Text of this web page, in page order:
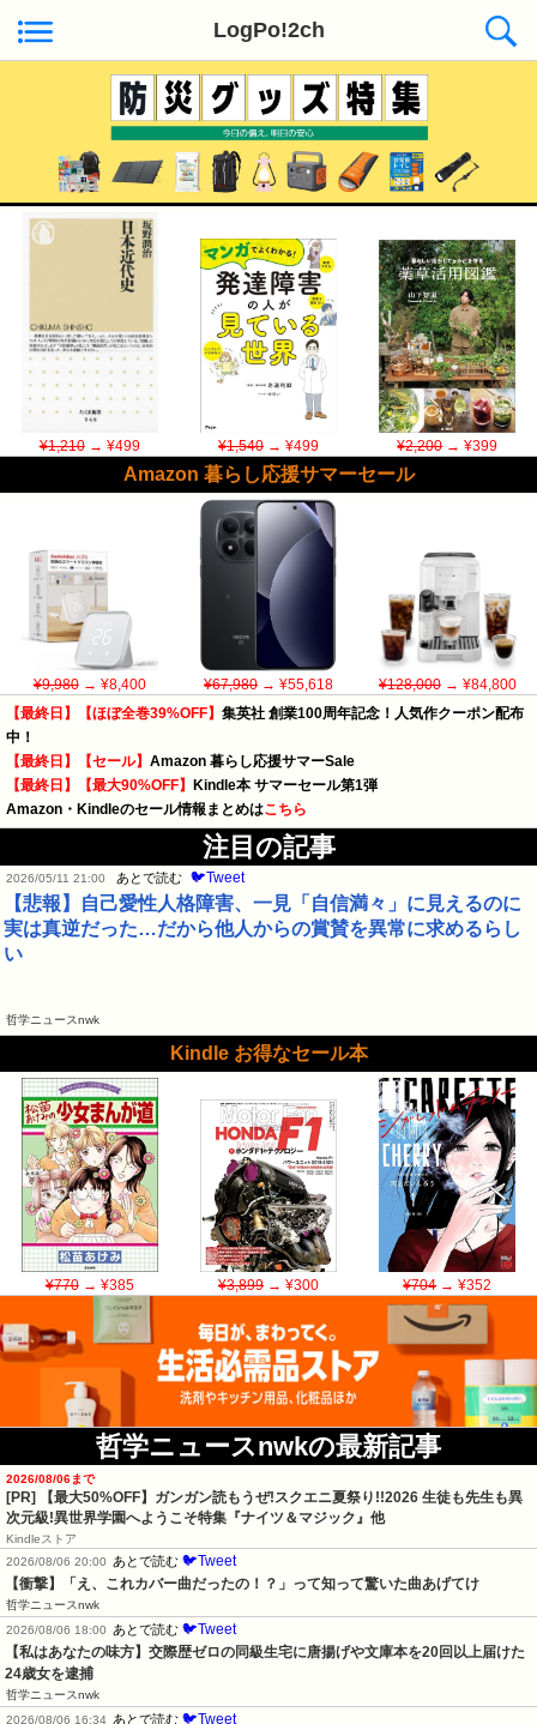
LogPo!2ch
Kindle日替わりセール ◆本日50冊が対象
¥1,210→ ¥499 ¥1,540→ ¥499 ¥2,200→ ¥399
Amazon 暮らし応援サマーセール
¥9,980→ ¥8,400 ¥67,980→ ¥55,618 ¥128,000→ ¥84,800
【最終日】【ほぼ全巻39%OFF】 集英社 創業100周年記念！人気作クーポン配布
中！
【最終日】【セール】 Amazon 暮らし応援サマーSale
【最終日】【最大90%OFF】
Kindle本 サマーセール第1弾
Amazon・Kindleのセール情報まとめはこちら
注目の記事
2026/05/11 21:00 あとで読む 🐦Tweet
【悲報】自己愛性人格障害、一見「自信満々」に見えるのに
実は真逆だった…だから他人からの賞賛を異常に求めるらし
い
哲学ニュースnwk
Kindle お得なセール本
¥770→ ¥385 ¥3,899→ ¥300 ¥704→ ¥352
哲学ニュースnwkの最新記事
2026/08/06まで
[PR] 【最大50%OFF】ガンガン読もうぜ!スクエニ夏祭り!!2026 生徒も先生も異
次元級!異世界学園へようこそ特集『ナイツ＆マジック』他
Kindleストア
2026/08/06 20:00
あとで読む 🐦Tweet
【衝撃】「え、これカバー曲だったの！？」って知って驚いた曲あげてけ
哲学ニュースnwk
2026/08/06 18:00
あとで読む 🐦Tweet
【私はあなたの味方】交際歴ゼロの同級生宅に唐揚げや文庫本を20回以上届けた
24歳女を逮捕
哲学ニュースnwk
2026/08/06 16:34 あとで読む 🐦Tweet